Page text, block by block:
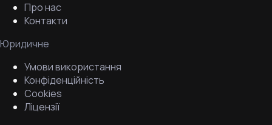
Про нас
Контакти
Юридичне
Умови використання
Конфіденційність
Cookies
Ліцензії